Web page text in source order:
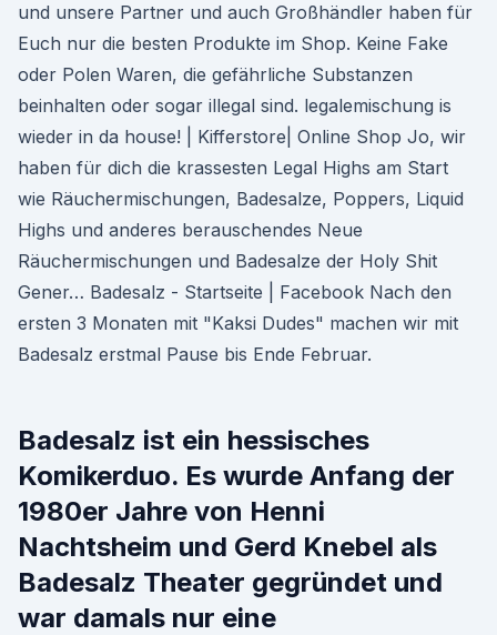
und unsere Partner und auch Großhändler haben für
Euch nur die besten Produkte im Shop. Keine Fake
oder Polen Waren, die gefährliche Substanzen
beinhalten oder sogar illegal sind. legalemischung is
wieder in da house! | Kifferstore| Online Shop Jo, wir
haben für dich die krassesten Legal Highs am Start
wie Räuchermischungen, Badesalze, Poppers, Liquid
Highs und anderes berauschendes Neue
Räuchermischungen und Badesalze der Holy Shit
Gener… Badesalz - Startseite | Facebook Nach den
ersten 3 Monaten mit "Kaksi Dudes" machen wir mit
Badesalz erstmal Pause bis Ende Februar.
Badesalz ist ein hessisches
Komikerduo. Es wurde Anfang der
1980er Jahre von Henni
Nachtsheim und Gerd Knebel als
Badesalz Theater gegründet und
war damals nur eine